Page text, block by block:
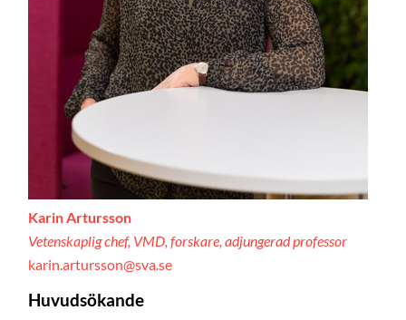
Karin Artursson
Vetenskaplig chef, VMD, forskare, adjungerad professor
karin.artursson@sva.se
Huvudsökande